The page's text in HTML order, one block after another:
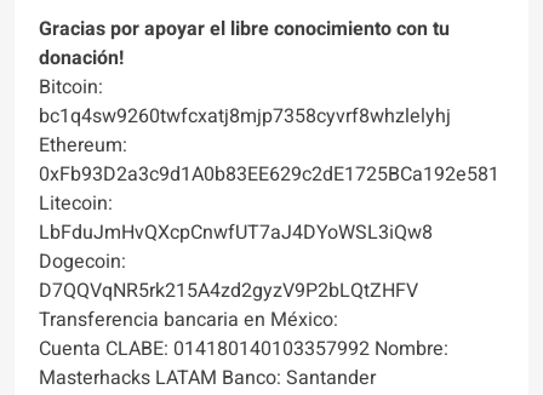
Gracias por apoyar el libre conocimiento con tu
donación!
Bitcoin:
bc1q4sw9260twfcxatj8mjp7358cyvrf8whzlelyhj
Ethereum:
0xFb93D2a3c9d1A0b83EE629c2dE1725BCa192e581
Litecoin:
LbFduJmHvQXcpCnwfUT7aJ4DYoWSL3iQw8
Dogecoin:
D7QQVqNR5rk215A4zd2gyzV9P2bLQtZHFV
Transferencia bancaria en México:
Cuenta CLABE: 014180140103357992 Nombre:
Masterhacks LATAM Banco: Santander